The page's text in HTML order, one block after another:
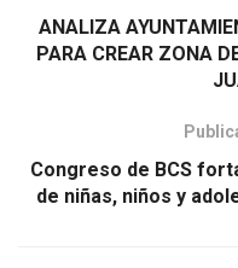
ANALIZA
PARA CREAR ZONA
Congreso de BCS
de niñas, niños y